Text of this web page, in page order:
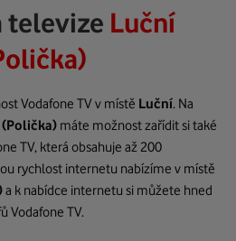
televize Luční
Vodafone TV v místě Luční. Na
(Polička) máte možnost zařídit si také
TV, která obsahuje až 200
rychlost internetu nabízíme v místě
a k nabídce internetu si můžete hned
Vodafone TV.